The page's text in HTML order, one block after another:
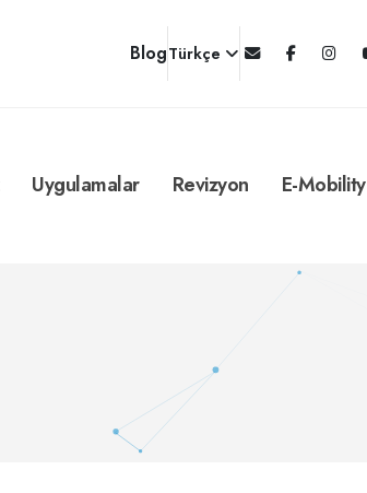
BlogTürkçe
Uygulamalar Revizyon E-Mobility